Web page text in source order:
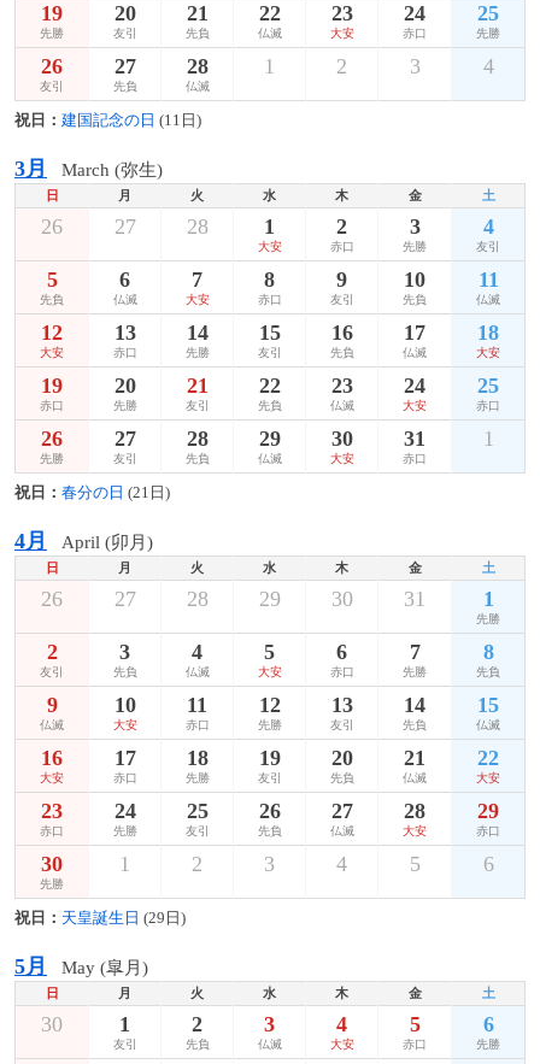
19
先勝
20
友引
21
先負
22
仏滅
23
大安
24
赤口
25
先勝
26
友引
27
先負
28
仏滅
1 2 3 4
祝日： 建国記念の日 (11日)
3月 March (弥生)
日 月 火 水 木 金 土
26 27 28 1
大安
2
赤口
3
先勝
4
友引
5
先負
6
仏滅
7
大安
8
赤口
9
友引
10
先負
11
仏滅
12
大安
13
赤口
14
先勝
15
友引
16
先負
17
仏滅
18
大安
19
赤口
20
先勝
21
友引
22
先負
23
仏滅
24
大安
25
赤口
26
先勝
27
友引
28
先負
29
仏滅
30
大安
31
赤口
1
祝日： 春分の日 (21日)
4月 April (卯月)
日 月 火 水 木 金 土
26 27 28 29 30 31 1
先勝
2
友引
3
先負
4
仏滅
5
大安
6
赤口
7
先勝
8
先負
9
仏滅
10
大安
11
赤口
12
先勝
13
友引
14
先負
15
仏滅
16
大安
17
赤口
18
先勝
19
友引
20
先負
21
仏滅
22
大安
23
赤口
24
先勝
25
友引
26
先負
27
仏滅
28
大安
29
赤口
30
先勝
1 2 3 4 5 6
祝日： 天皇誕生日 (29日)
5月 May (皐月)
日 月 火 水 木 金 土
30 1
友引
2
先負
3
仏滅
4
大安
5
赤口
6
先勝